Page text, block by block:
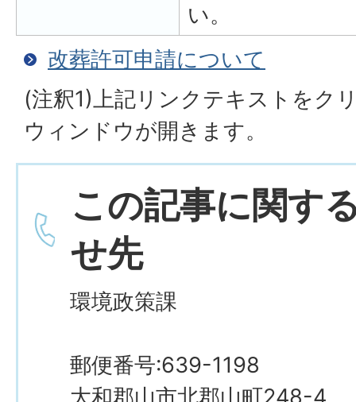
い。
改葬許可申請について
(注釈1)上記リンクテキストをク
ウィンドウが開きます。
この記事に関す
せ先
環境政策課
郵便番号:639-1198